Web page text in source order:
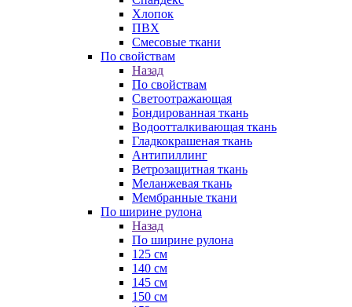
Хлопок
ПВХ
Смесовые ткани
По свойствам
Назад
По свойствам
Светоотражающая
Бондированная ткань
Водоотталкивающая ткань
Гладкокрашеная ткань
Антипиллинг
Ветрозащитная ткань
Меланжевая ткань
Мембранные ткани
По ширине рулона
Назад
По ширине рулона
125 см
140 см
145 см
150 см